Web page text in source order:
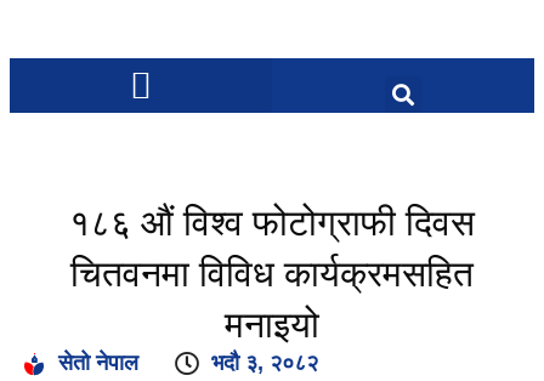
१८६ औं विश्व फोटोग्राफी दिवस
चितवनमा विविध कार्यक्रमसहित
मनाइयो
सेतो नेपाल भदौ ३, २०८२